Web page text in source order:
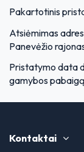
Pakartotinis
Atsiėmimas
Panevėžio
Pristatymo data
gamybos
Kontaktai